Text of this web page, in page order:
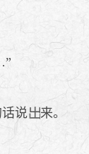
说 来。